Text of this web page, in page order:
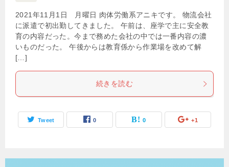
2021年11月1日 月曜日 肉体労働系アニキです。 物流会社
に派遣で初出勤してきました。 午前は、座学で主に安全教
育の内容だった。今まで務めた会社の中では一番内容の濃
いものだった。 午後からは教育係から作業場を改めて解
[…]
続きを読む
Tweet 0 0 +1